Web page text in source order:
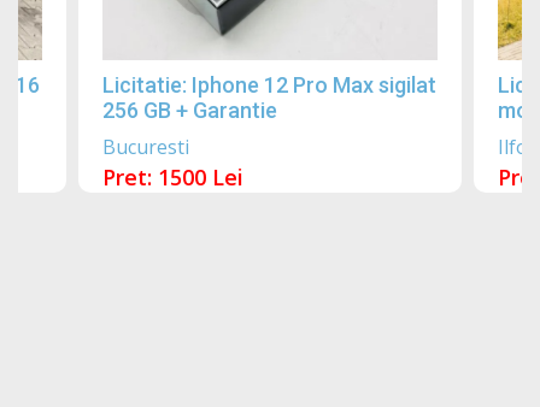
Licitatie: Iphone 12 Pro Max sigilat
256 GB + Garantie
Bucuresti
Pret: 1500 Lei
Ilfov